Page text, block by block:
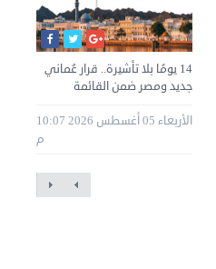
14 يومًا بلا تأشيرة.. قرار عُماني
جديد ومصر ضمن القائمة
الأربعاء 05 أغسطس 2026 10:07
م